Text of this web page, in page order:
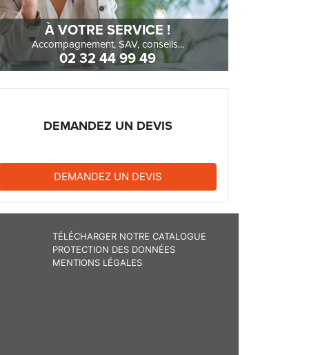
À VOTRE SERVICE !
Accompagnement, SAV, conseils...
02 32 44 99 49
DEMANDEZ UN DEVIS
DEMANDEZ UN DEVIS
TÉLÉCHARGER NOTRE CATALOGUE
PROTECTION DES DONNÉES
MENTIONS LÉGALES